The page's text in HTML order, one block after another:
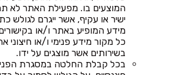
המוצעים בו. מפעילת האתר לא
ישיר או עקיף, אשר ייגרם
מידע המופיע באתר ו/או
כל מקור מידע פנימי ו/או חיצוני
בשירותים אשר מוצגים על ידו.
בכל קבלת החלטה במסגרת